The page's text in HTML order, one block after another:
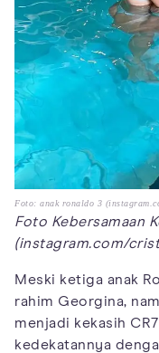
Foto: anak ronaldo 3
Foto Kebersamaan
(instagram.com/
Meski ketiga anak
rahim Georgina,
menjadi kekasih
kedekatannya